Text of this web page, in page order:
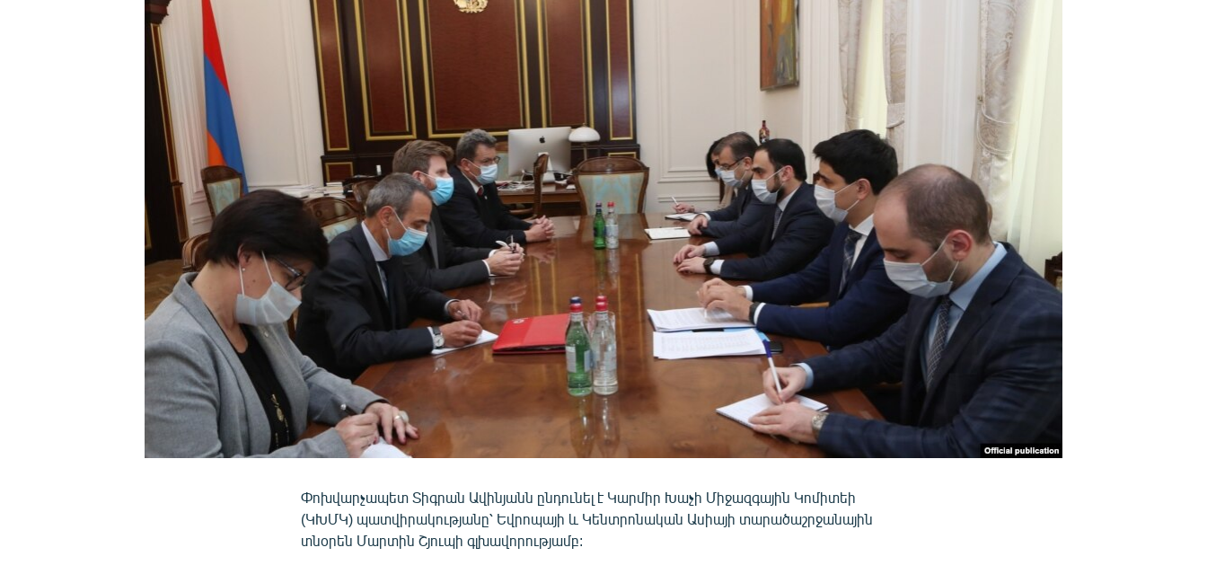
ՁԳՏԵԼՈՎ ԼԱՎԱԳՈՒՅՆԻՆ
Փոխվարչապետ Տիգրան Ավինյանն ընդունել է Կարմիր Խաչի Միջազգային Կոմիտեի
(ԿԽՄԿ) պատվիրակությանը՝ Եվրոպայի և Կենտրոնական Ասիայի տարածաշրջանային
տնօրեն Մարտին Շյուպի գլխավորությամբ: